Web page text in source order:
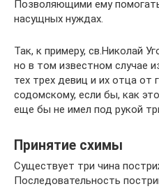
Позволяющими ему
насущных нуждах.
Так, к примеру, св.Николай
но в том известном случае
тех трех девиц и их отца от
содомскому, если бы, как
еще бы не имел под рукой
Принятие схимы
Существует три чина
Последовательность